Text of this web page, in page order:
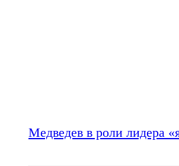
Медведев в роли лидера